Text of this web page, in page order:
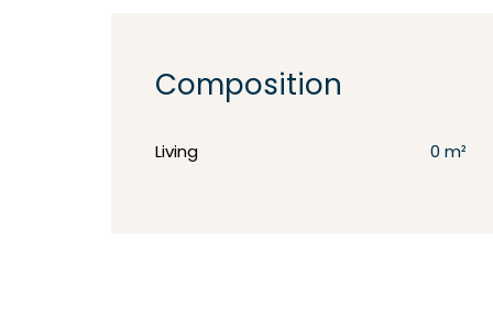
Composition
Living 0 m²